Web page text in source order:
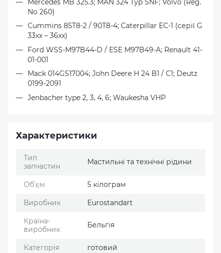
Mercedes MB 325.3; MAN 324 Typ SNF; Volvo (Reg.
No 260)
Cummins 85T8-2 / 90T8-4; Caterpillar EC-1 (серії G
33xx – 36хх)
Ford WSS-M97B44-D / ESE M97B49-A; Renault 41-
01-001
Mack 014GS17004; John Deere H 24 B1 / C1; Deutz
0199-2091
Jenbacher type 2, 3, 4, 6; Waukesha VHP
Характеристики
Тип
запчастин
Мастильні та технічні рідини
Об’єм 5 кілограм
Виробник Eurostandart
Країна-
виробник
Бельгія
Категорія готовий